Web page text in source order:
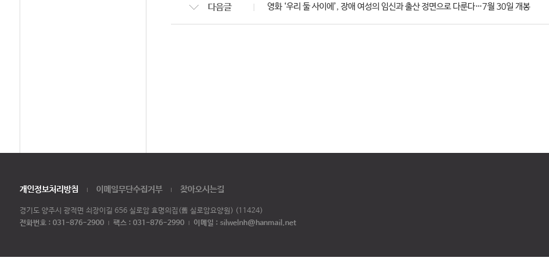
다음글 영화 ‘우리 둘 사이에’, 장애 여성의 임신과 출산 정면으로 다룬다…7월 30일 개봉
개인정보처리방침 이메일무단수집거부 찾아오시는길
경기도 양주시 광적면 쇠장이길 656 실로암 효명의집(舊 실로암요양원) (11424)
전화번호 : 031-876-2900 팩스 : 031-876-2990 이메일 : silwelnh@hanmail.net